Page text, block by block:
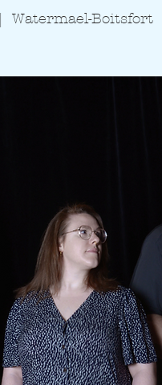
Watermael-Boitsfort